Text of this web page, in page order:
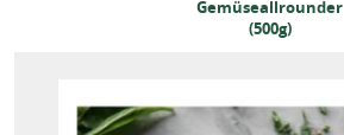
Gemüseallrounder
(500g)